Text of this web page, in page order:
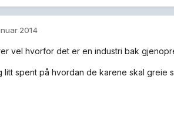
2014
vel hvorfor det er en industri bak
litt spent på hvordan de karene skal greie